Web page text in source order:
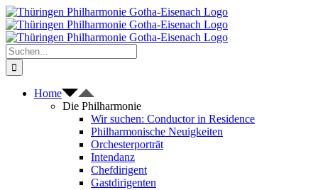
Zum
Inhalt
springen
Suche
nach:
Home
Die Philharmonie
Wir suchen: Conductor in Residence
Philharmonische Neuigkeiten
Orchesterporträt
Intendanz
Chefdirigent
Gastdirigenten